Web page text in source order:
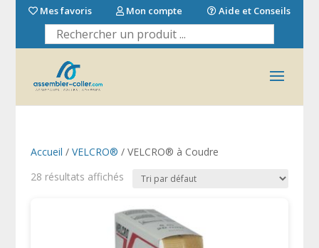
Mes favoris Mon compte Aide et Conseils
Accueil / VELCRO® / VELCRO® à Coudre
28 résultats affichés